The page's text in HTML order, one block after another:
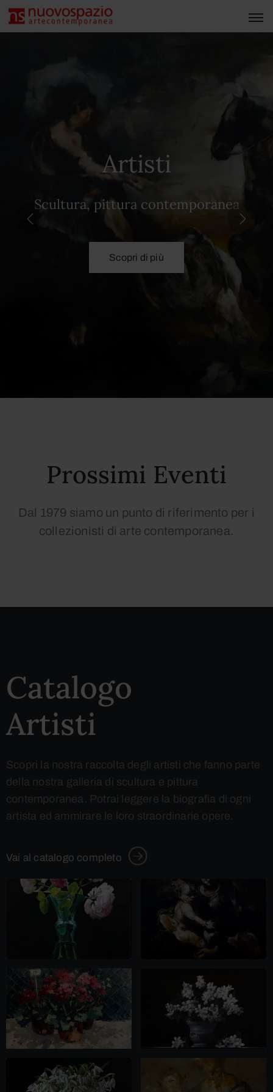
Artisti
Scultura, pittura contemporanea
Scopri di più
Prossimi Eventi
Dal 1979 siamo un punto di riferimento per i
collezionisti di arte contemporanea.
Catalogo
Artisti
Scopri la nostra raccolta degli artisti che fanno parte
della nostra galleria di scultura e pittura
contemporanea. Potrai leggere la biografia di ogni
artista ed ammirare le loro straordinarie opere.
Vai al catalogo completo